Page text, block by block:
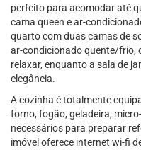
perfeito para acomodar até
cama queen e ar-
quarto com duas camas de
ar-condicionado quente/frio,
relaxar, enquanto a sala de
elegância.
A cozinha é totalmente
forno, fogão, geladeira,
necessários para preparar
imóvel oferece internet wi-fi